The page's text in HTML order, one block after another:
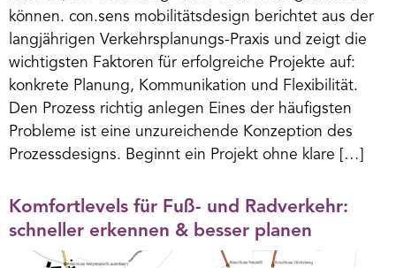
können. con.sens mobilitätsdesign berichtet aus der
langjährigen Verkehrsplanungs-Praxis und zeigt die
wichtigsten Faktoren für erfolgreiche Projekte auf:
konkrete Planung, Kommunikation und Flexibilität.
Den Prozess richtig anlegen Eines der häufigsten
Probleme ist eine unzureichende Konzeption des
Prozessdesigns. Beginnt ein Projekt ohne klare […]
Komfortlevels für Fuß- und Radverkehr:
schneller erkennen & besser planen